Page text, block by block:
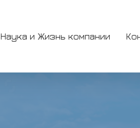
Наука и Жизнь компании